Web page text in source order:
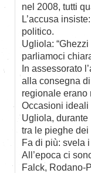
nel 2008, tutti
L’accusa
politico.
Ugliola:
parliamoci
In assessorato
alla consegna
regionale erano
Occasioni ideali
Ugliola, durante
tra le pieghe
Fa di più: svela
All’epoca ci
Falck, Rodano-